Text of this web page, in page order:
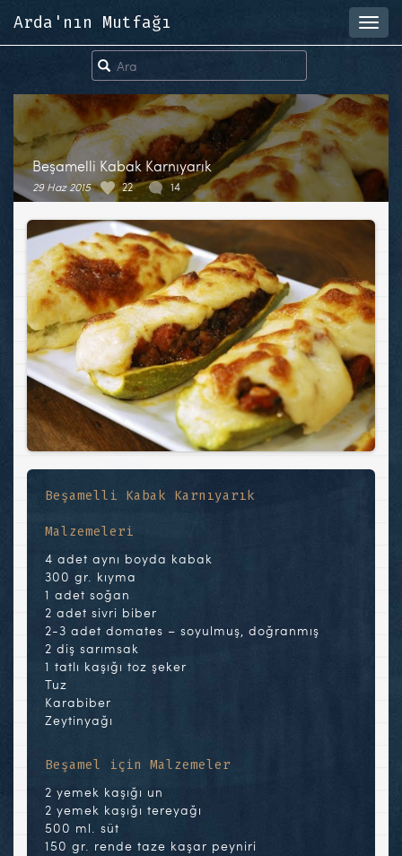
Arda'nın Mutfağı
Beşamelli Kabak Karnıyarık
29 Haz 2015 22 14
Beşamelli Kabak Karnıyarık
Malzemeleri
4 adet aynı boyda kabak
300 gr. kıyma
1 adet soğan
2 adet sivri biber
2-3 adet domates – soyulmuş, doğranmış
2 diş sarımsak
1 tatlı kaşığı toz şeker
Tuz
Karabiber
Zeytinyağı
Beşamel için Malzemeler
2 yemek kaşığı un
2 yemek kaşığı tereyağı
500 ml. süt
150 gr. rende taze kaşar peyniri